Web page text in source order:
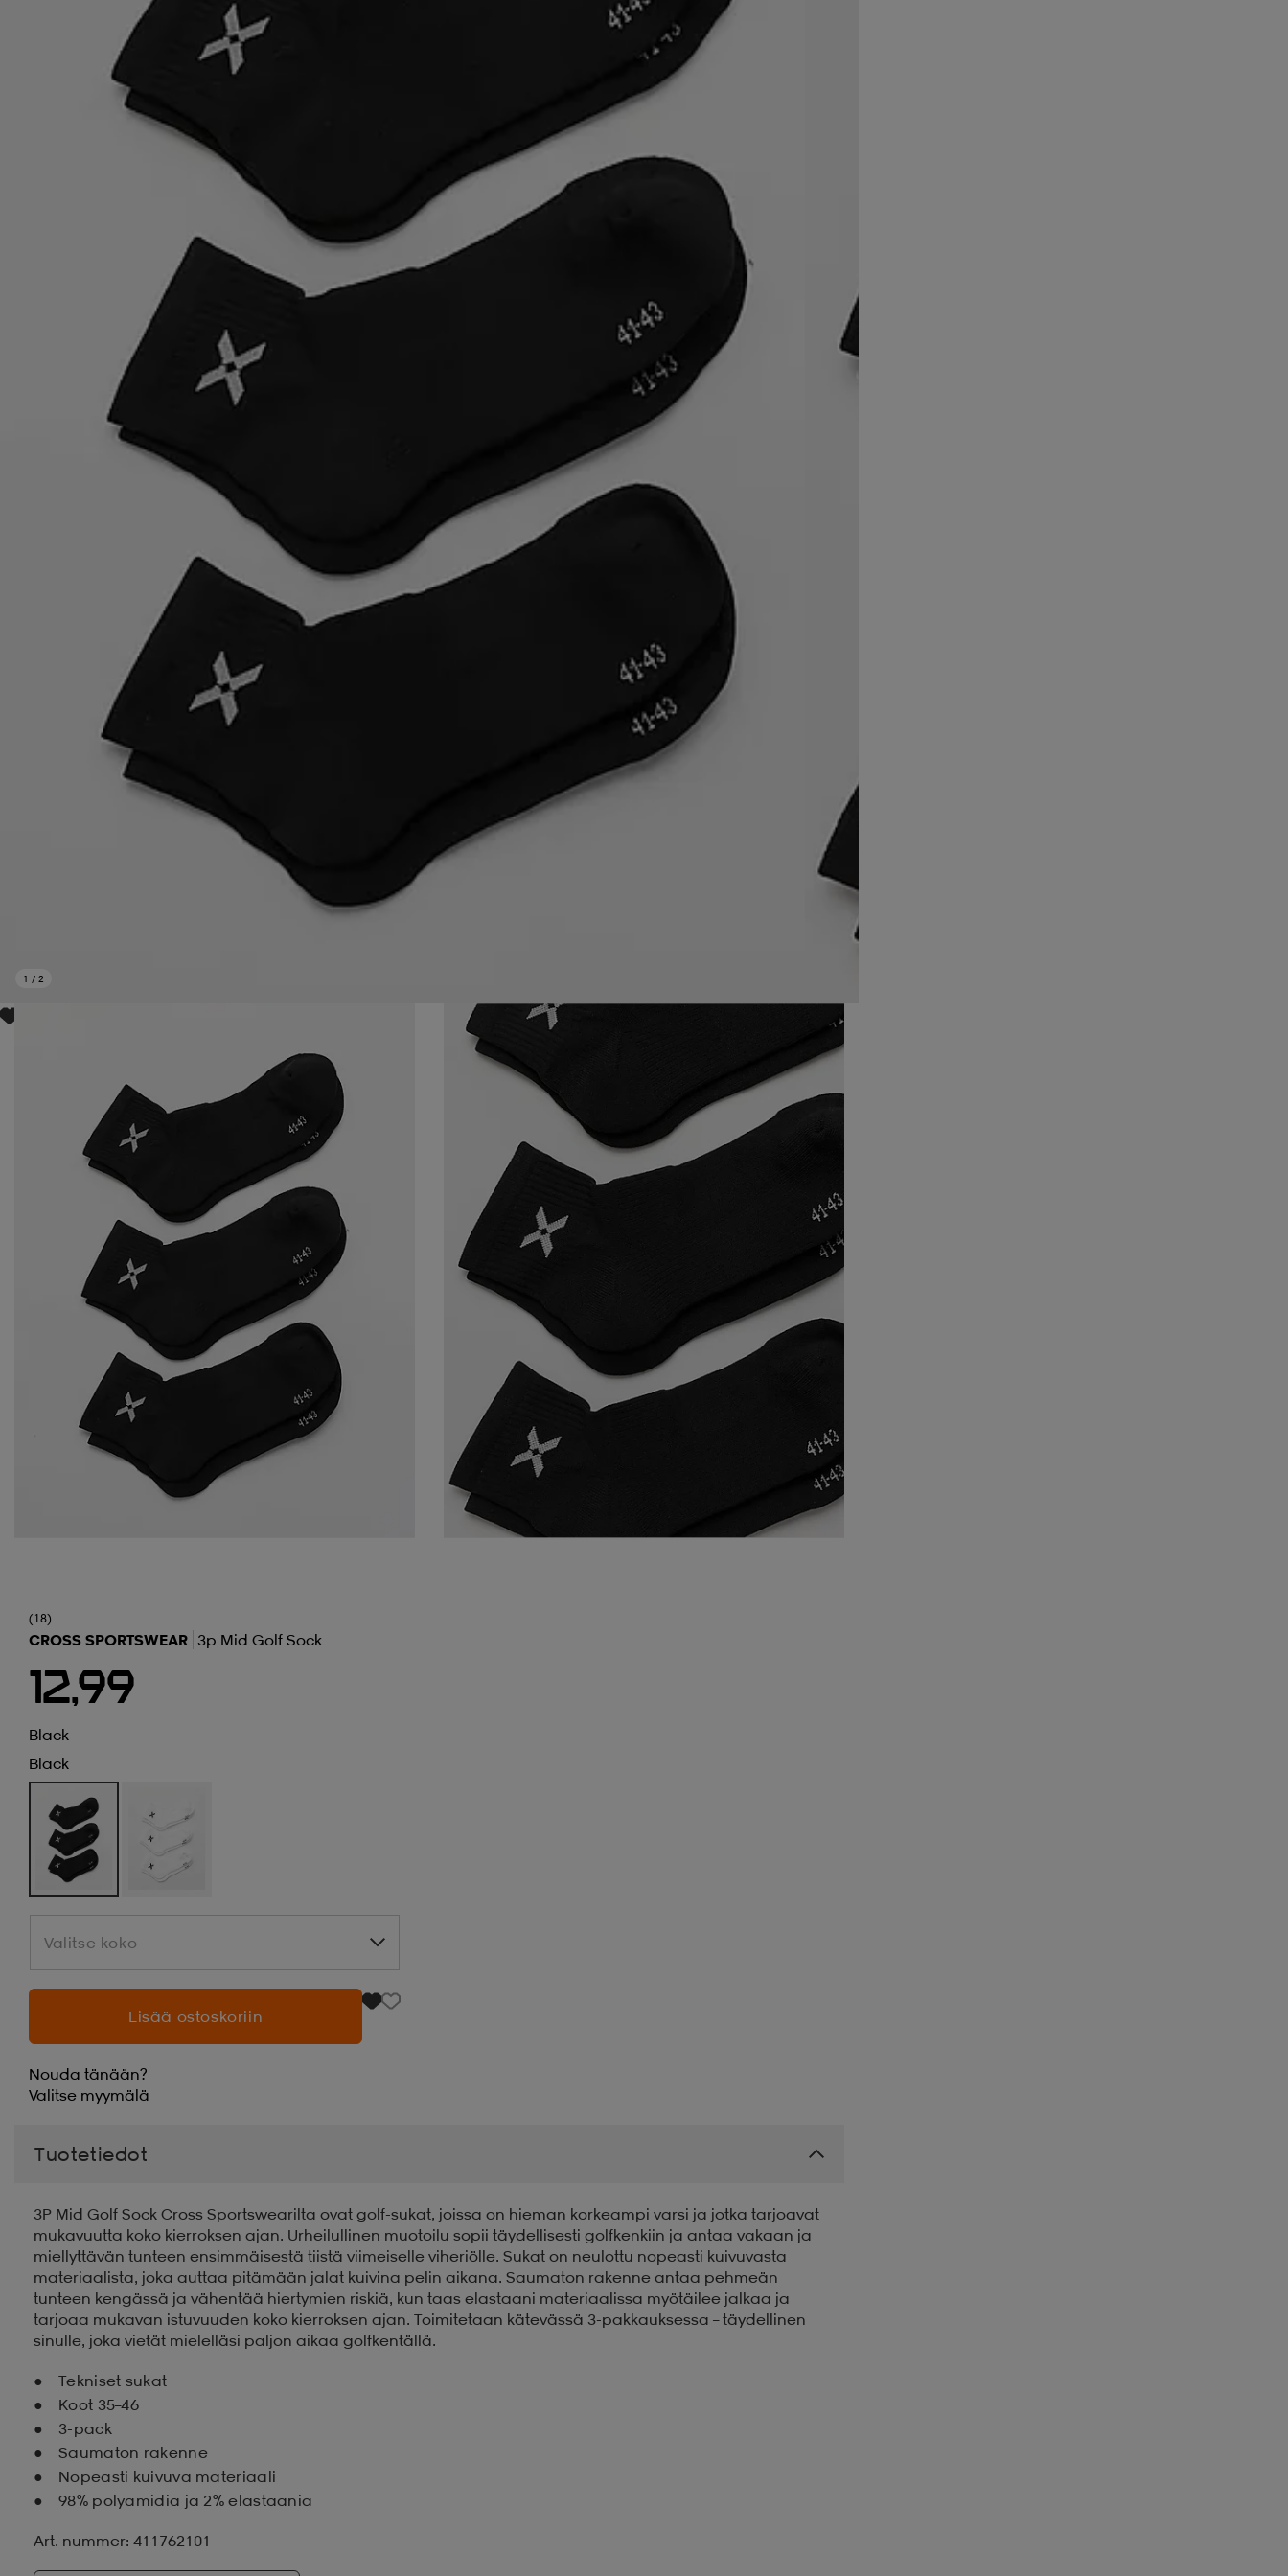
1 / 2
(18)
CROSS SPORTSWEAR 3p Mid Golf Sock
12,99
Black
Black
Valitse koko
Valitse koko
Lisää ostoskoriin
Nouda tänään?
Valitse myymälä
Tuotetiedot
3P Mid Golf Sock Cross Sportswearilta ovat golf-sukat, joissa on hieman korkeampi varsi ja jotka tarjoavat
mukavuutta koko kierroksen ajan. Urheilullinen muotoilu sopii täydellisesti golfkenkiin ja antaa vakaan ja
miellyttävän tunteen ensimmäisestä tiistä viimeiselle viheriölle. Sukat on neulottu nopeasti kuivuvasta
materiaalista, joka auttaa pitämään jalat kuivina pelin aikana. Saumaton rakenne antaa pehmeän
tunteen kengässä ja vähentää hiertymien riskiä, kun taas elastaani materiaalissa myötäilee jalkaa ja
tarjoaa mukavan istuvuuden koko kierroksen ajan. Toimitetaan kätevässä 3-pakkauksessa – täydellinen
sinulle, joka vietät mielelläsi paljon aikaa golfkentällä.
Tekniset sukat
Koot 35–46
3-pack
Saumaton rakenne
Nopeasti kuivuva materiaali
98% polyamidia ja 2% elastaania
Art. nummer: 411762101